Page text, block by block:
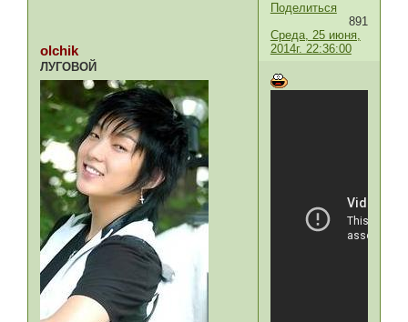
Поделиться
891
Среда, 25 июня,
2014г. 22:36:00
olchik
ЛУГОВОЙ